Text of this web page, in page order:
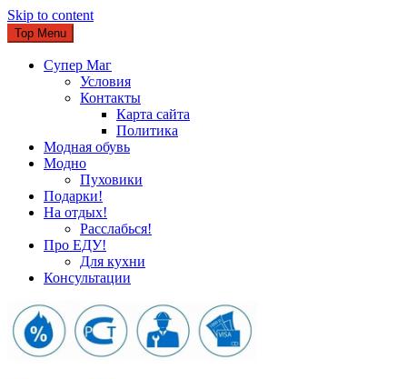
Skip to content
Top Menu
Супер Маг
Условия
Контакты
Карта сайта
Политика
Модная обувь
Модно
Пуховики
Подарки!
На отдых!
Расслабься!
Про ЕДУ!
Для кухни
Консультации